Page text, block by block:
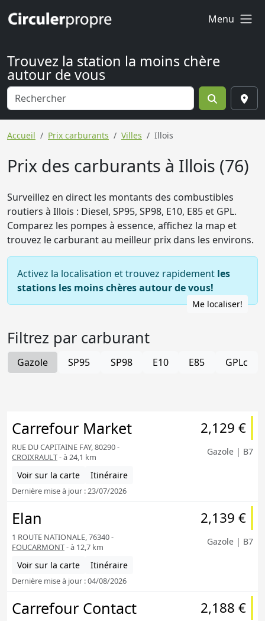
Menu
Trouvez la station la moins chère
autour de vous
Accueil Prix carburants Villes Illois
Prix des carburants à Illois (76)
Surveillez en direct les montants des combustibles
routiers à Illois : Diesel, SP95, SP98, E10, E85 et GPL.
Comparez les pompes à essence, affichez la map et
trouvez le carburant au meilleur prix dans les environs.
Activez la localisation et trouvez rapidement les
stations les moins chères autour de vous!
Me localiser!
Filtrez par carburant
Gazole SP95 SP98 E10 E85 GPLc
Carrefour Market
RUE DU CAPITAINE FAY, 80290 -
CROIXRAULT- à 24,1 km
Voir sur la carte Itinéraire
Dernière mise à jour : 23/07/2026
2,129 €
Gazole | B7
Elan
1 ROUTE NATIONALE, 76340 -
FOUCARMONT- à 12,7 km
Voir sur la carte Itinéraire
Dernière mise à jour : 04/08/2026
2,139 €
Gazole | B7
Carrefour Contact 2,188 €